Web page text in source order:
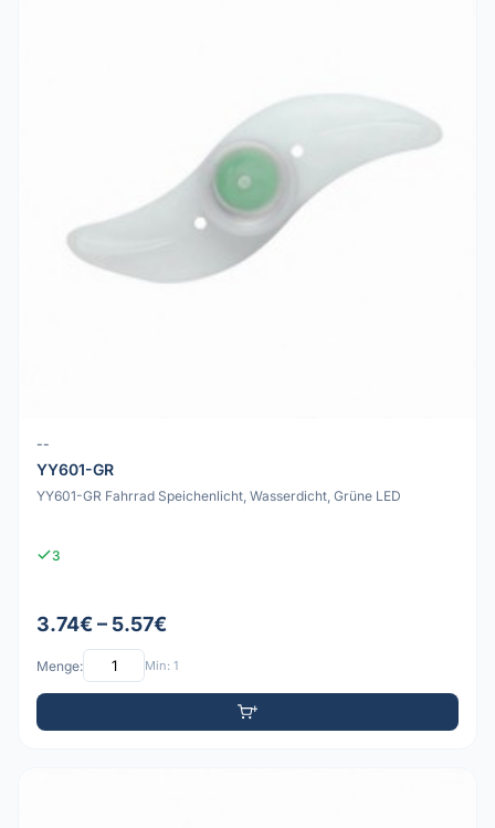
--
YY601-GR
YY601-GR Fahrrad Speichenlicht, Wasserdicht, Grüne LED
3
3.74€ – 5.57€
Menge: Min: 1